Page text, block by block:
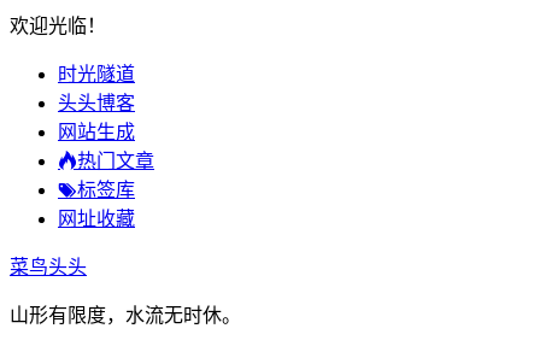
欢迎光临！
时光隧道
头头博客
网站生成
热门文章
标签库
网址收藏
菜鸟头头
山形有限度，水流无时休。